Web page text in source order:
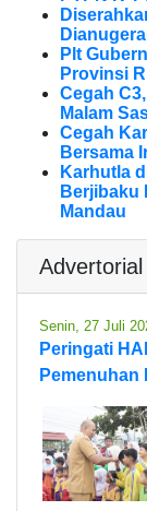
Plt
Provinsi
Cegah
Malam
Cegah
Bersama
Karhutla
Berjibaku
Mandau
Advertorial
Senin, 27 Juli
Peringati
Pemenuhan